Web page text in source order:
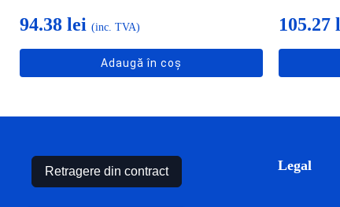
94.38 lei (inc. TVA)
Adaugă în coș
105.27
Retragere din contract Legal